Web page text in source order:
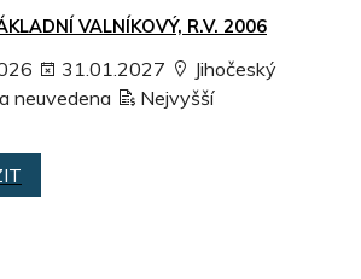
VALNÍKOVÝ, R.V. 2006
31.01.2027
Jihočeský
neuvedena
Nejvyšší